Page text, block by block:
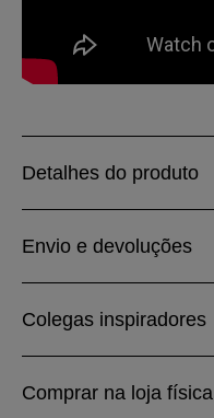
Detalhes do produto
Envio e devoluções
Colegas inspiradores
Comprar na loja física